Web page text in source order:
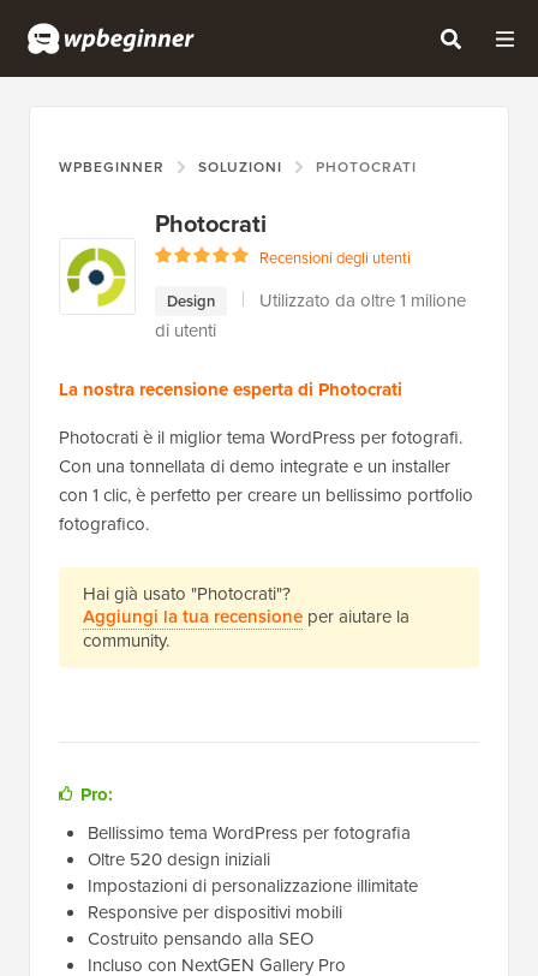
WPBEGINNER SOLUZIONI PHOTOCRATI
Photocrati
Recensioni degli utenti
Design
Utilizzato da oltre 1 milione
di utenti
La nostra recensione esperta di Photocrati
Photocrati è il miglior tema WordPress per fotografi.
Con una tonnellata di demo integrate e un installer
con 1 clic, è perfetto per creare un bellissimo portfolio
fotografico.
Hai già usato "Photocrati"?
Aggiungi la tua recensione per aiutare la
community.
Pro:
Bellissimo tema WordPress per fotografia
Oltre 520 design iniziali
Impostazioni di personalizzazione illimitate
Responsive per dispositivi mobili
Costruito pensando alla SEO
Incluso con NextGEN Gallery Pro